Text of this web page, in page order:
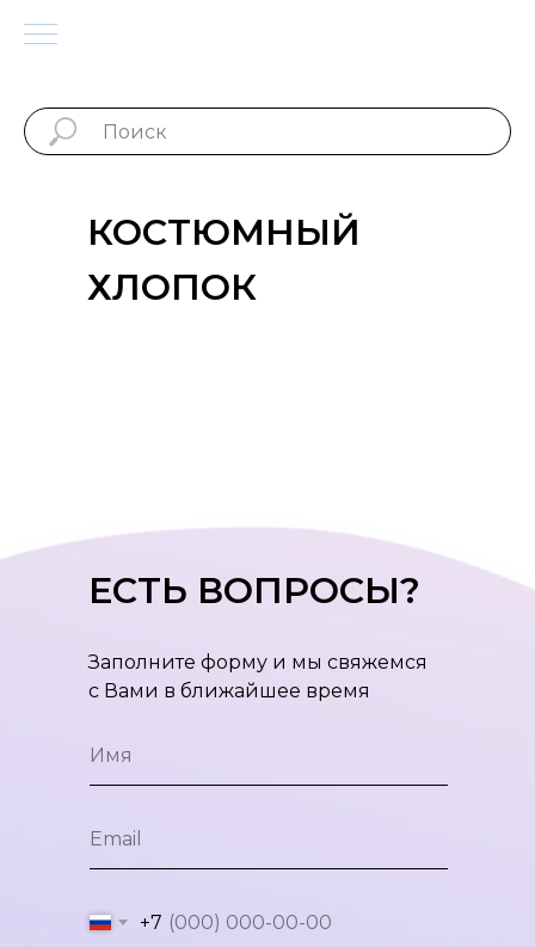
КОСТЮМНЫЙ
ХЛОПОК
Заполните форму и мы свяжемся
с Вами в ближайшее время
+7
ЕСТЬ ВОПРОСЫ?